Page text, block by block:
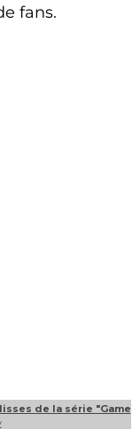
fans.
de la série "Game